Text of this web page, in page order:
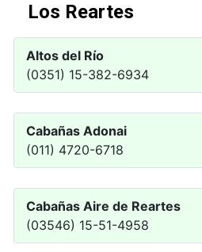
Los Reartes
Altos del Río
(0351) 15-382-6934
Cabañas Adonai
(011) 4720-6718
Cabañas Aire de Reartes
(03546) 15-51-4958